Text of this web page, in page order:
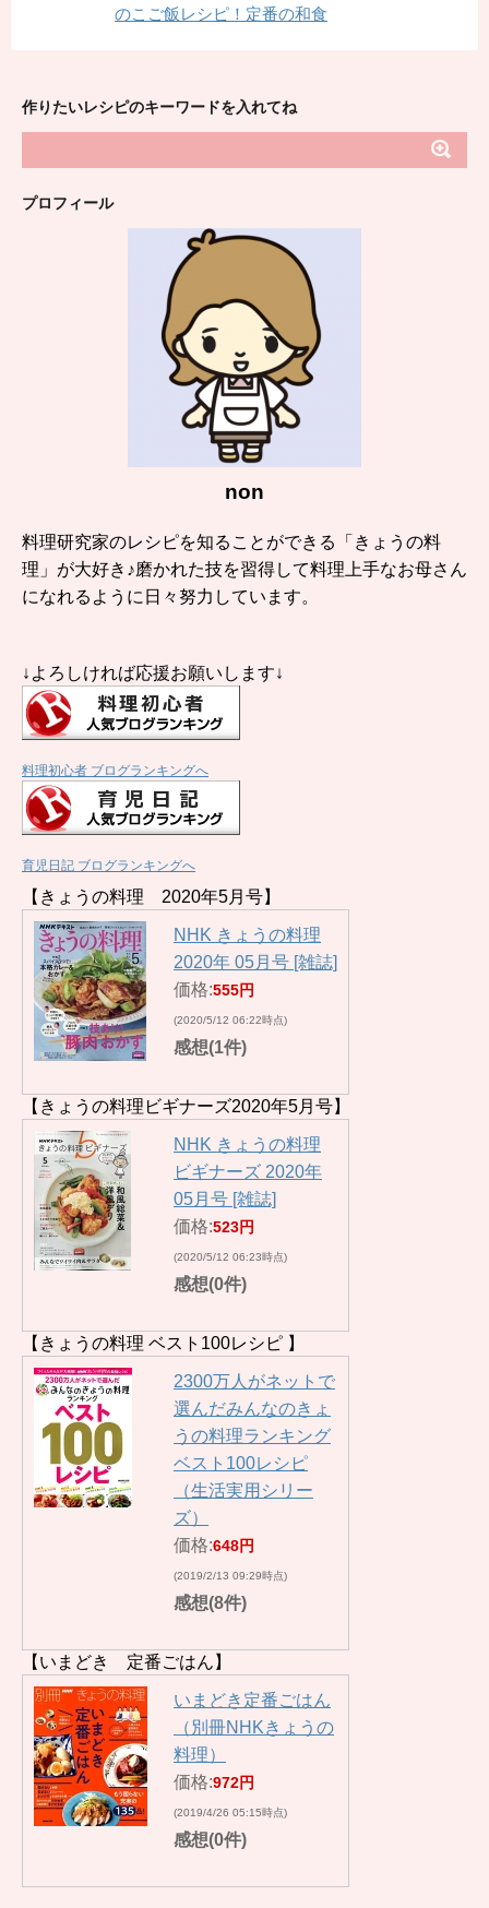
のこご飯レシピ！定番の和食
作りたいレシピのキーワードを入れてね
プロフィール
non
料理研究家のレシピを知ることができる「きょうの料
理」が大好き♪磨かれた技を習得して料理上手なお母さん
になれるように日々努力しています。
↓よろしければ応援お願いします↓
料理初心者 ブログランキングへ
育児日記 ブログランキングへ
【きょうの料理 2020年5月号】
NHK きょうの料理
2020年 05月号 [雑誌]
価格:555円
(2020/5/12 06:22時点)
感想(1件)
【きょうの料理ビギナーズ2020年5月号】
NHK きょうの料理
ビギナーズ 2020年
05月号 [雑誌]
価格:523円
(2020/5/12 06:23時点)
感想(0件)
【きょうの料理 ベスト100レシピ 】
2300万人がネットで
選んだみんなのきょ
うの料理ランキング
ベスト100レシピ
（生活実用シリー
ズ）
価格:648円
(2019/2/13 09:29時点)
感想(8件)
【いまどき 定番ごはん】
いまどき定番ごはん
（別冊NHKきょうの
料理）
価格:972円
(2019/4/26 05:15時点)
感想(0件)